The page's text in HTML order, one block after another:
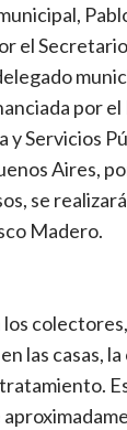
el
por
Servicios
Aires,
se
Madero.
las casas,